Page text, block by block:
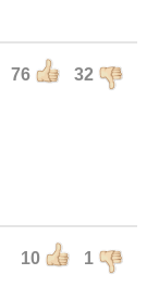
76 32
10 1